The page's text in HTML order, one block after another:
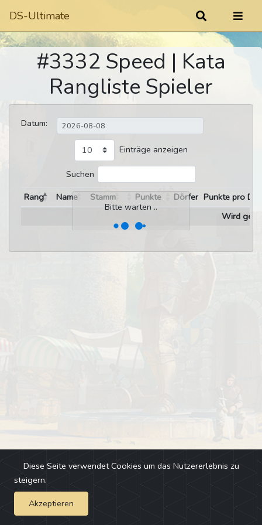
DS-Ultimate
#3332 Speed | Kata
Rangliste Spieler
Datum:
Einträge anzeigen
Suchen
Bitte warten ..
Rang Name Stamm Punkte Dörfer Punkte pro
Wird
Impressum - Changelog
Diese Seite verwendet Cookies um das Nutzererlebnis zu
steigern.
Akzeptieren